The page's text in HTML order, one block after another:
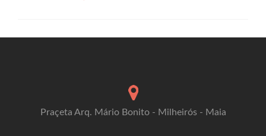
Praçeta Arq. Mário Bonito - Milheirós - Maia